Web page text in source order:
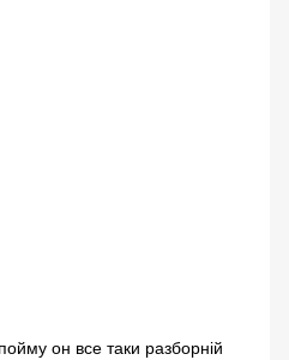
он все таки разборній